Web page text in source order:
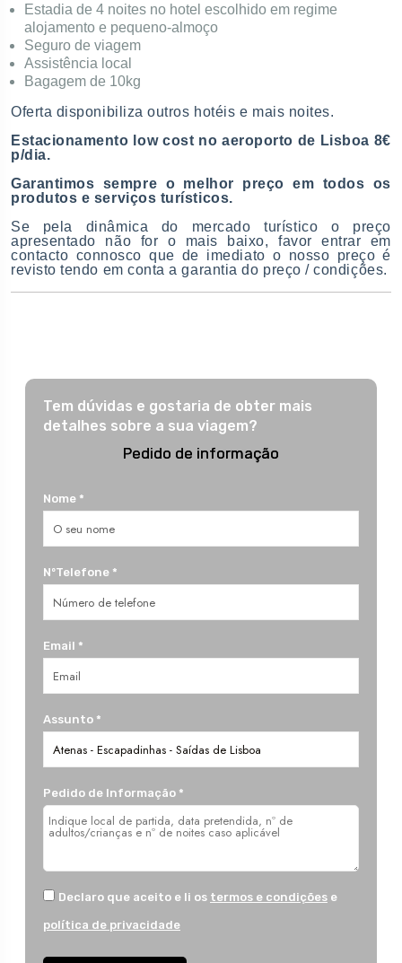
Estadia de 4 noites no hotel escolhido em regime
alojamento e pequeno-almoço
Seguro de viagem
Assistência local
Bagagem de 10kg
Oferta disponibiliza outros hotéis e mais noites.
Estacionamento low cost no aeroporto de Lisboa 8€
p/dia.
Garantimos sempre o melhor preço em todos os
produtos e serviços turísticos.
Se pela dinâmica do mercado turístico o preço
apresentado não for o mais baixo, favor entrar em
contacto connosco que de imediato o nosso preço é
revisto tendo em conta a garantia do preço / condições.
Tem dúvidas e gostaria de obter mais
detalhes sobre a sua viagem?
Pedido de informação
Nome *
NºTelefone *
Email *
Assunto *
Pedido de Informação *
Declaro que aceito e li os termos e condições e
política de privacidade